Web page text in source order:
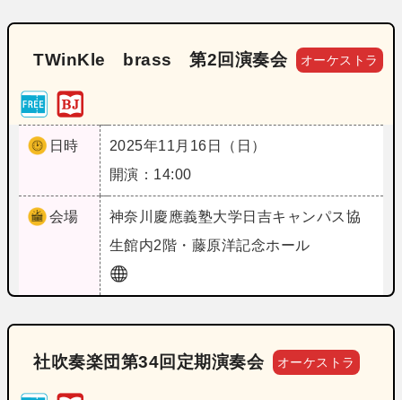
TWinKle brass 第2回演奏会 オーケストラ
日時
2025年11月16日（日）
開演：14:00
会場 神奈川 慶應義塾大学日吉キャンパス協
生館内2階・藤原洋記念ホール
社吹奏楽団第34回定期演奏会 オーケストラ